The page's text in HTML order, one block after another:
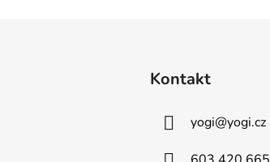
Kontakt
yogi@yogi.cz